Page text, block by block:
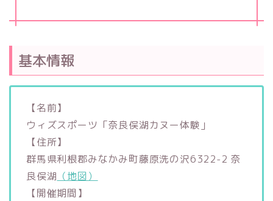
基本情報
【名前】
ウィズスポーツ「奈良俣湖カヌー体験」
【住所】
群馬県利根郡みなかみ町藤原洗の沢6322-2 奈
良俣湖 （地図）
【開催期間】